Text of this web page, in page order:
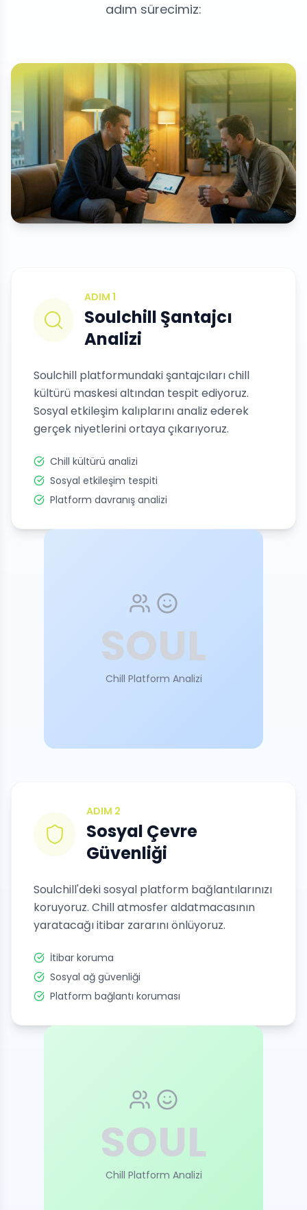
adım sürecimiz:
ADIM 1
Soulchill Şantajcı
Analizi
Soulchill platformundaki şantajcıları chill
kültürü maskesi altından tespit ediyoruz.
Sosyal etkileşim kalıplarını analiz ederek
gerçek niyetlerini ortaya çıkarıyoruz.
Chill kültürü analizi
Sosyal etkileşim tespiti
Platform davranış analizi
SOUL
Chill Platform Analizi
ADIM 2
Sosyal Çevre
Güvenliği
Soulchill'deki sosyal platform bağlantılarınızı
koruyoruz. Chill atmosfer aldatmacasının
yaratacağı itibar zararını önlüyoruz.
İtibar koruma
Sosyal ağ güvenliği
Platform bağlantı koruması
SOUL
Chill Platform Analizi